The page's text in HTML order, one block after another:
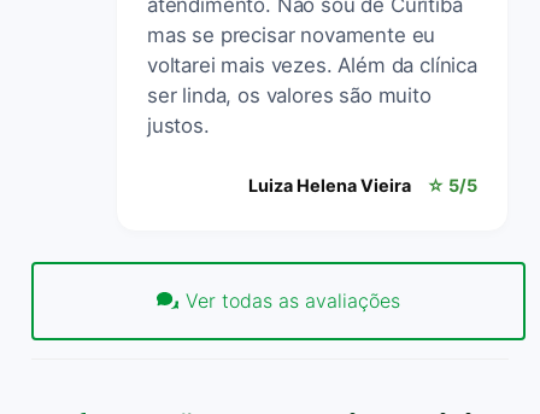
mas se precisar novamente eu
voltarei mais vezes. Além da clínica
ser linda, os valores são muito
justos.
Luiza Helena Vieira ☆ 5/5
Ver todas as avaliações